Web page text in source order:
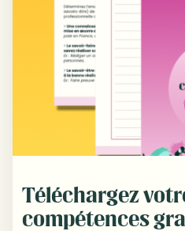
Téléchargez
compétences